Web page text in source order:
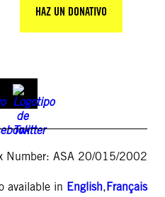
HAZ UN DONATIVO
Number: ASA 20/015/2002
available in English,Français